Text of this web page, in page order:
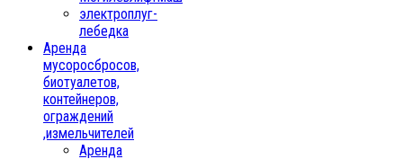
электроплуг-
лебедка
Аренда
мусоросбросов,
биотуалетов,
контейнеров,
ограждений
,измельчителей
Аренда